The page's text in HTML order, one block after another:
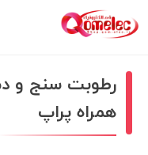
رطوبت سنج و
همراه پراپ